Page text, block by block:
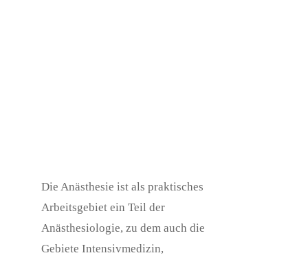
Die Anästhesie ist als praktisches
Arbeitsgebiet ein Teil der
Anästhesiologie, zu dem auch die
Gebiete Intensivmedizin,